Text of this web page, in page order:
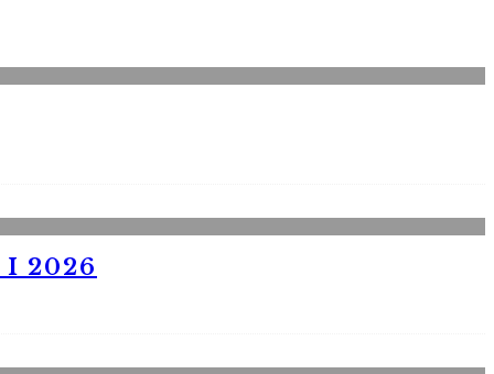
I 2026